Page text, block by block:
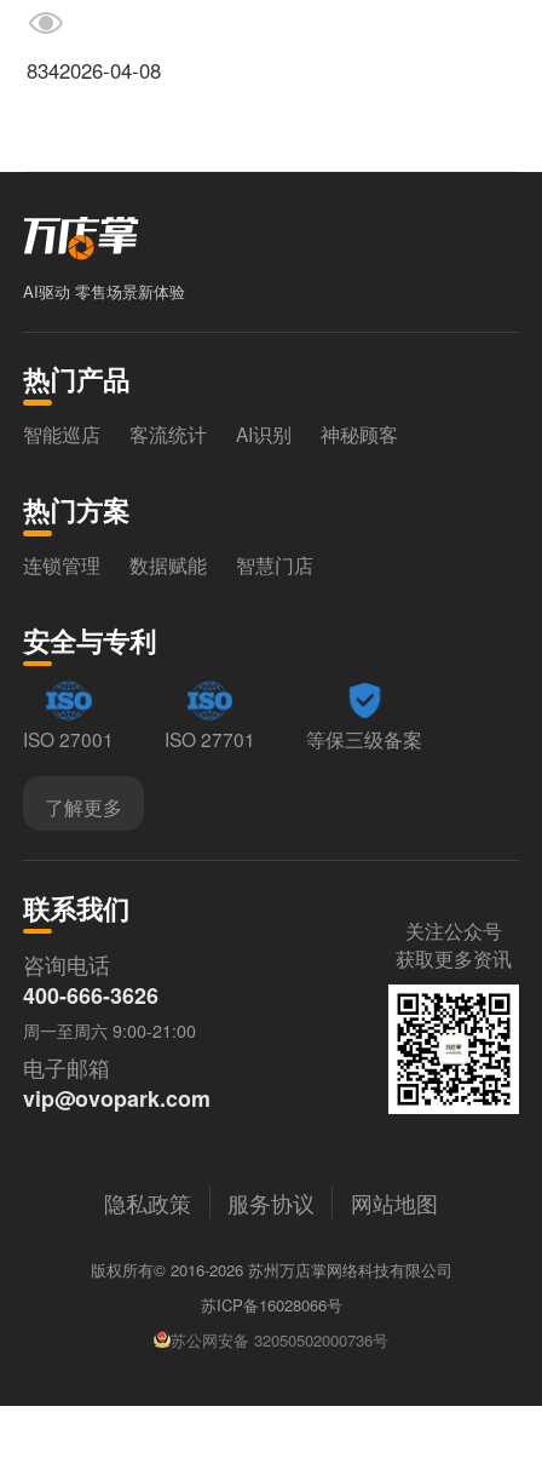
8342026-04-08
AI驱动 零售场景新体验
热门产品
智能巡店 客流统计 AI识别 神秘顾客
热门方案
连锁管理 数据赋能 智慧门店
安全与专利
ISO 27001 ISO 27701 等保三级备案
了解更多
联系我们
咨询电话
400-666-3626
周一至周六 9:00-21:00
电子邮箱
vip@ovopark.com
关注公众号
获取更多资讯
隐私政策 服务协议 网站地图
版权所有© 2016-2026 苏州万店掌网络科技有限公司
苏ICP备16028066号
苏公网安备 32050502000736号